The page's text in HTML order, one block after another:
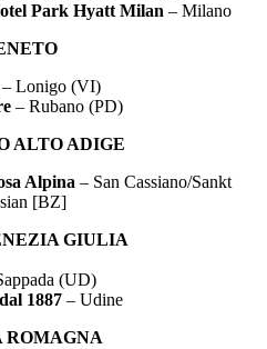
Park Hyatt Milan – Milano
– Lonigo (VI)
– Rubano (PD)
ALTO ADIGE
Alpina – San Cassiano/Sankt
[BZ]
GIULIA
(UD)
1887 – Udine